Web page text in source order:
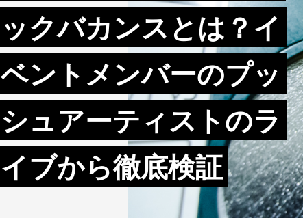
ックバカンスとは？イ
ベントメンバーのプッ
シュアーティストのラ
イブから徹底検証